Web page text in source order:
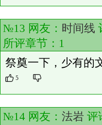
№13 网友： 时间线
所评章节： 1
祭奠一下，少有的
5
№14 网友： 法岩 评